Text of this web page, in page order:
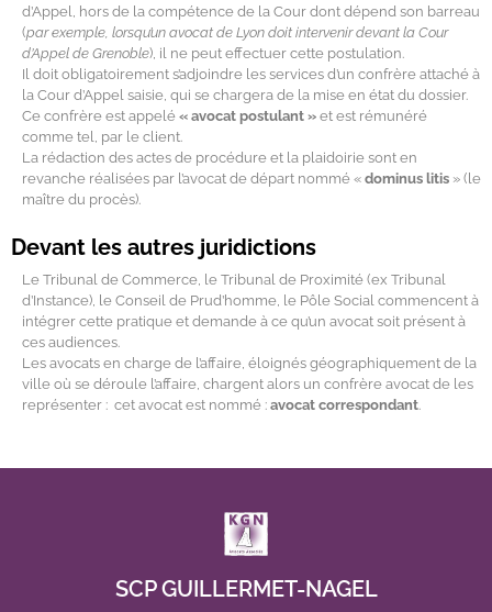
d’Appel, hors de la compétence de la Cour dont dépend son barreau
(par exemple, lorsqu’un avocat de Lyon doit intervenir devant la Cour
d’Appel de Grenoble), il ne peut effectuer cette postulation.
Il doit obligatoirement s’adjoindre les services d’un confrère attaché à
la Cour d’Appel saisie, qui se chargera de la mise en état du dossier.
Ce confrère est appelé « avocat postulant » et est rémunéré
comme tel, par le client.
La rédaction des actes de procédure et la plaidoirie sont en
revanche réalisées par l’avocat de départ nommé « dominus litis » (le
maître du procès).
Devant les autres juridictions
Le Tribunal de Commerce, le Tribunal de Proximité (ex Tribunal
d’Instance), le Conseil de Prud’homme, le Pôle Social commencent à
intégrer cette pratique et demande à ce qu’un avocat soit présent à
ces audiences.
Les avocats en charge de l’affaire, éloignés géographiquement de la
ville où se déroule l’affaire, chargent alors un confrère avocat de les
représenter : cet avocat est nommé : avocat correspondant.
SCP GUILLERMET-NAGEL